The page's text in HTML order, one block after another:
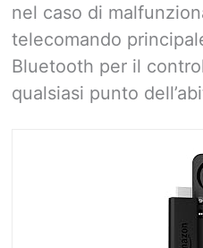
nel caso di
telecomando
Bluetooth per il
qualsiasi punto